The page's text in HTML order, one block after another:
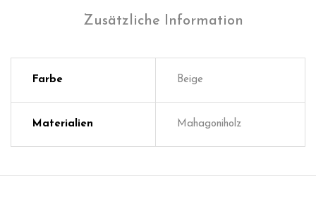
Zusätzliche Information
Farbe Beige
Materialien Mahagoniholz